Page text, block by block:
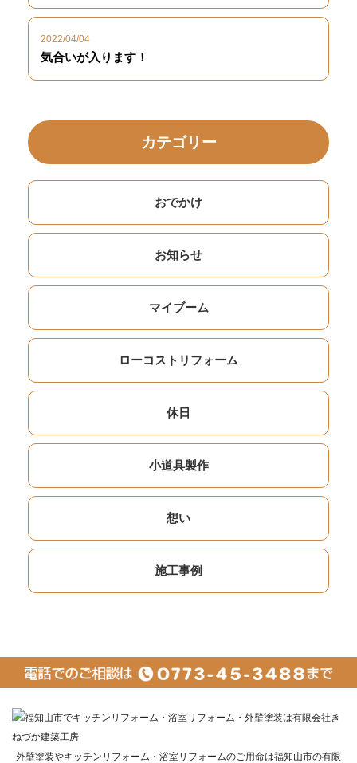
2022/04/04
気合いが入ります！
カテゴリー
おでかけ
お知らせ
マイブーム
ローコストリフォーム
休日
小道具製作
想い
施工事例
外壁塗装やキッチンリフォーム・浴室リフォームのご用命は福知山市の有限